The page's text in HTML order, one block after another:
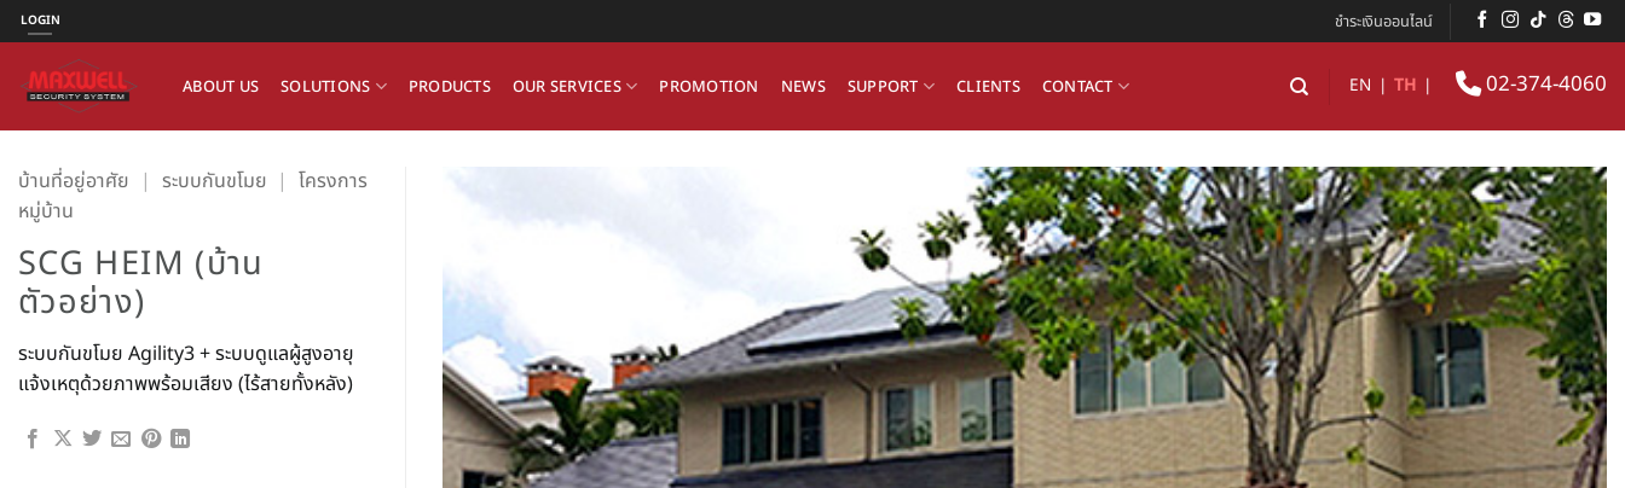
ข้าม
ไป
เนื้อหา
LOGIN ชำระเงินออนไลน์
ABOUT US SOLUTIONS PRODUCTS OUR SERVICES PROMOTION NEWS SUPPORT CLIENTS CONTACT EN | TH | 02-374-4060
บ้านที่อยู่อาศัย | ระบบกันขโมย | โครงการ
หมู่บ้าน
SCG HEIM (บ้าน
ตัวอย่าง)
ระบบกันขโมย Agility3 + ระบบดูแลผู้สูงอายุ
แจ้งเหตุด้วยภาพพร้อมเสียง (ไร้สายทั้งหลัง)